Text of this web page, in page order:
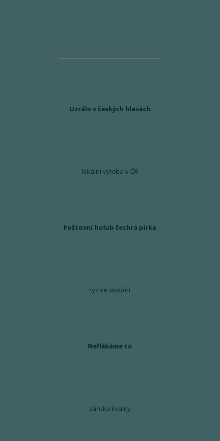
Uzrálo v českých hlavách
lokální výroba v ČR
Poštovní holub čechrá pírka
rychlé dodání
Neflákáme to
záruka kvality